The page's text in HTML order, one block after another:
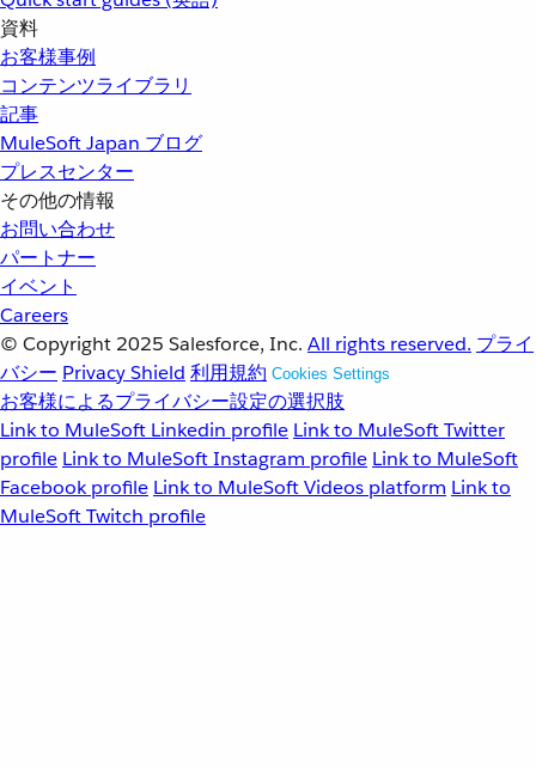
資料
お客様事例
コンテンツライブラリ
記事
MuleSoft Japan ブログ
プレスセンター
その他の情報
お問い合わせ
パートナー
イベント
Careers
© Copyright 2025 Salesforce, Inc. All rights reserved. プライ
バシー Privacy Shield 利用規約 Cookies Settings
お客様によるプライバシー設定の選択肢
Link to MuleSoft Linkedin profile Link to MuleSoft Twitter
profile Link to MuleSoft Instagram profile Link to MuleSoft
Facebook profile Link to MuleSoft Videos platform Link to
MuleSoft Twitch profile